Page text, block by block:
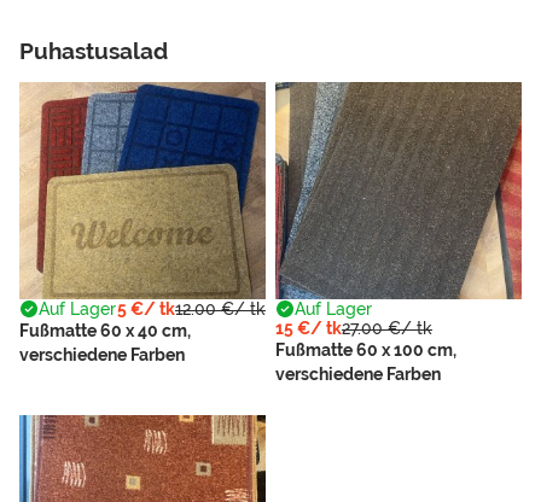
Puhastusalad
Auf Lager5 €/ tk12.00 €/ tk
Fußmatte 60 x 40 cm,
verschiedene Farben
Auf Lager
15 €/ tk27.00 €/ tk
Fußmatte 60 x 100 cm,
verschiedene Farben